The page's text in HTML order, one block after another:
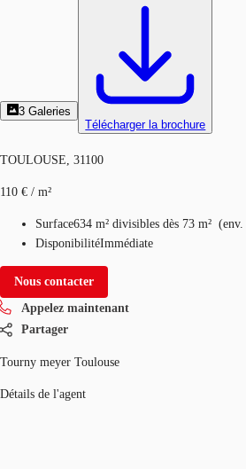
3 Galeries
Télécharger la brochure
TOULOUSE, 31100
110 € / m²
Surface634 m² divisibles dès 73 m² (env.
DisponibilitéImmédiate
Nous contacter
Appelez maintenant
Partager
Tourny meyer Toulouse
Détails de l'agent